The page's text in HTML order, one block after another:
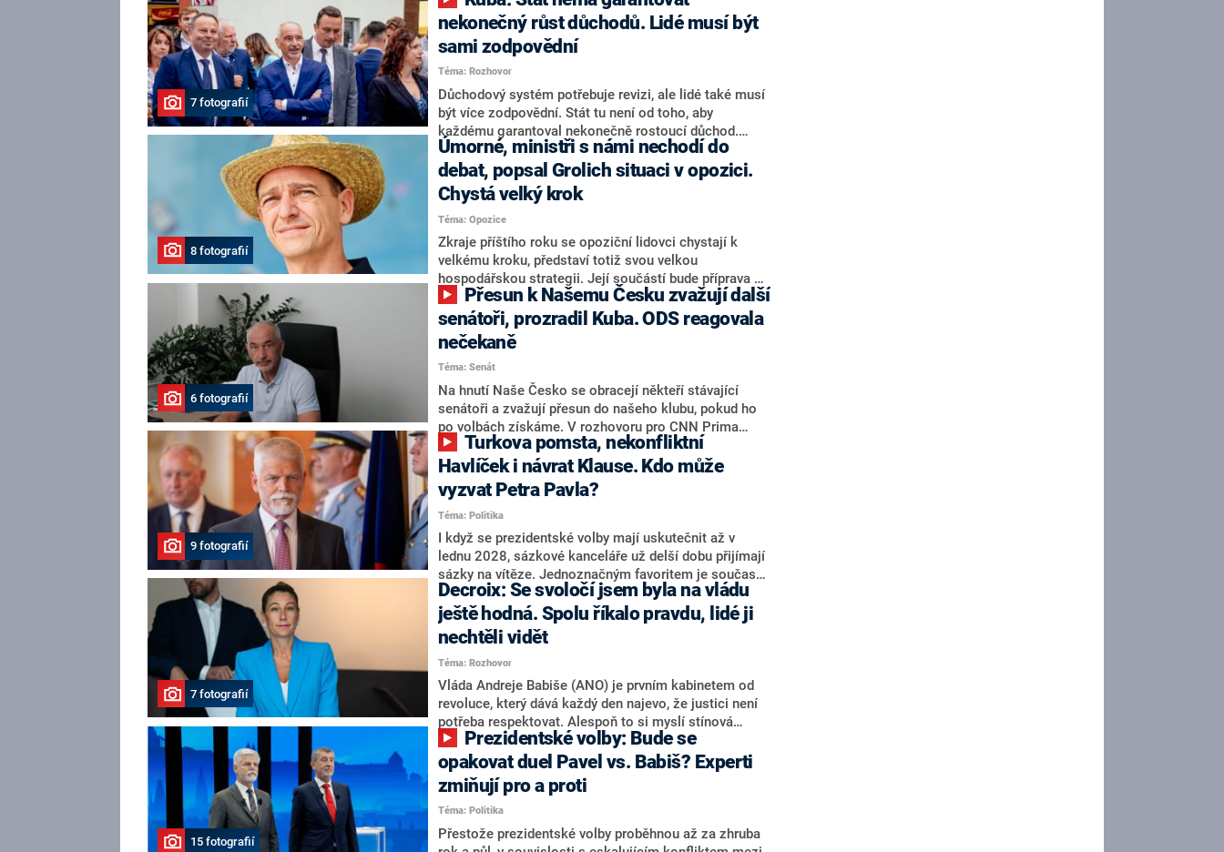
7 fotografií
nekonečný růst důchodů. Lidé musí být
sami zodpovědní
Téma: Rozhovor
Důchodový systém potřebuje revizi, ale lidé také musí
být více zodpovědní. Stát tu není od toho, aby
každému garantoval nekonečně rostoucí důchod.
Chybí tu nový systém a my ho představíme,řekl
hejtman Jihočeského kraje a předseda hnutí Naše
Česko Martin Kuba v rozhovoru pro CNN Prima NEWS.
V čele státu pak podle něj nemůže být člověk, který by
střetem zájmů omezoval čerpání financí a rozvoj,
dodal. Řešení u Andreje Babiše ale hodnotit nechtěl.
8 fotografií
Úmorné, ministři s námi nechodí do
debat, popsal Grolich situaci v opozici.
Chystá velký krok
Téma: Opozice
Zkraje příštího roku se opoziční lidovci chystají k
velkému kroku, představí totiž svou velkou
hospodářskou strategii. Její součástí bude příprava na
stárnutí populace, řekl ve středu na setkání s novináři
nový předseda lidovců Jan Grolich. Ten zároveň v
senátních volbách kandiduje ve Vyškově. Popsal i
aktivitu opozice, o níž vládní strany nebo političtí
komentátoři mluví jako o slabé a v defenzivě. „Je to
úmorná práce upozorňovat na chyby vlády. Ministři s
námi navíc nechodí do debat. Chceme ale ukazovat
svoje témata,“ odpověděl Grolich na dotaz CNN Prima
NEWS.
6 fotografií
senátoři, prozradil Kuba. ODS reagovala
nečekaně
Téma: Senát
Na hnutí Naše Česko se obracejí někteří stávající
senátoři a zvažují přesun do našeho klubu, pokud ho
po volbách získáme. V rozhovoru pro CNN Prima
NEWS to řekl zakladatel hnutí a jihočeský hejtman
Martin Kuba. Konkrétní nebyl, ale získat by takto mohl
například senátora Zdeňka Hrabu, který je dnes
součástí klubu ODS a TOP 09. Hraba to na dotaz
redakce nevyloučil. Předseda klubu senátorů ODS
Zdeněk Nytra redakci řekl, že počítá s odchodem
některých senátorů z klubu a že Naše Česko není
nepřítel, ale soupeř.
9 fotografií
Havlíček i návrat Klause. Kdo může
vyzvat Petra Pavla?
Téma: Politika
I když se prezidentské volby mají uskutečnit až v
lednu 2028, sázkové kanceláře už delší dobu přijímají
sázky na vítěze. Jednoznačným favoritem je současná
hlava státu Petr Pavel. Daleko za ním pak bookmakeři
zmiňují dva výrazné politiky ANO, tedy premiéra
Andreje Babiše a ministra průmyslu Karla Havlíčka.
Oblíbeným tipem samotných sázkařů je poslanec za
Motoristy Filip Turek. Politolog Jan Kubáček nicméně
o případné kandidatuře kohokoliv ze zmíněné trojice
značně pochybuje. Podle něj současná koalice dosud
nemá osobu, která by Pavlovi mohla konkurovat.
7 fotografií
Decroix: Se svoločí jsem byla na vládu
ještě hodná. Spolu říkalo pravdu, lidé ji
nechtěli vidět
Téma: Rozhovor
Vláda Andreje Babiše (ANO) je prvním kabinetem od
revoluce, který dává každý den najevo, že justici není
potřeba respektovat. Alespoň to si myslí stínová
ministryně spravedlnosti ODS Eva Decroix. V
rozhovoru pro CNN Prima NEWS si nebrala servítky
ohledně politického výkonu svého nástupce Jeronýma
Tejce (za ANO) či vládní zmocněnkyně pro lidská
práva Taťány Malé (ANO). Označením „svoloč“ na
adresu vlády prý byla ještě hodná. Decroix se také
15 fotografií
opakovat duel Pavel vs. Babiš? Experti
zmiňují pro a proti
Téma: Politika
Přestože prezidentské volby proběhnou až za zhruba